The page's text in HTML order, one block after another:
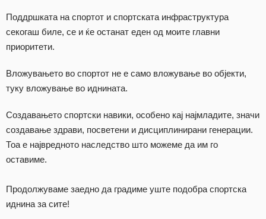
Поддршката на спортот и спортската инфраструктура
секогаш биле, се и ќе останат еден од моите главни
приоритети.
​Вложувањето во спортот не е само вложување во објекти,
туку вложување во иднината.
Создавањето спортски навики, особено кај најмладите, значи
создавање здрави, посветени и дисциплинирани генерации.
Тоа е највредното наследство што можеме да им го
оставиме.
Продолжуваме заедно да градиме уште подобра спортска
иднина за сите!